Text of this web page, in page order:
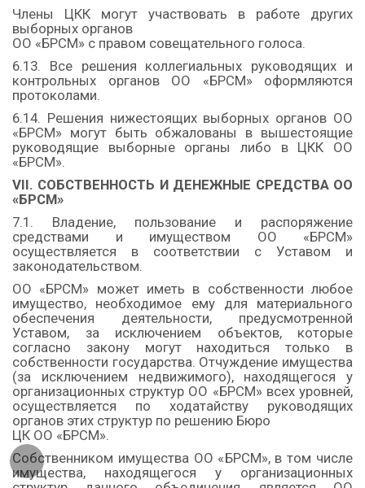
Члены ЦКК могут участвовать в работе других
выборных органов
ОО «БРСМ» с правом совещательного голоса.
6.13. Все решения коллегиальных руководящих и
контрольных органов ОО «БРСМ» оформляются
протоколами.
6.14. Решения нижестоящих выборных органов ОО
«БРСМ» могут быть обжалованы в вышестоящие
руководящие выборные органы либо в ЦКК ОО
«БРСМ».
VII. СОБСТВЕННОСТЬ И ДЕНЕЖНЫЕ СРЕДСТВА ОО
«БРСМ»
7.1. Владение, пользование и распоряжение
средствами и имуществом ОО «БРСМ»
осуществляется в соответствии с Уставом и
законодательством.
ОО «БРСМ» может иметь в собственности любое
имущество, необходимое ему для материального
обеспечения деятельности, предусмотренной
Уставом, за исключением объектов, которые
согласно закону могут находиться только в
собственности государства. Отчуждение имущества
(за исключением недвижимого), находящегося у
организационных структур ОО «БРСМ» всех уровней,
осуществляется по ходатайству руководящих
органов этих структур по решению Бюро
ЦК ОО «БРСМ».
Собственником имущества ОО «БРСМ», в том числе
имущества, находящегося у организационных